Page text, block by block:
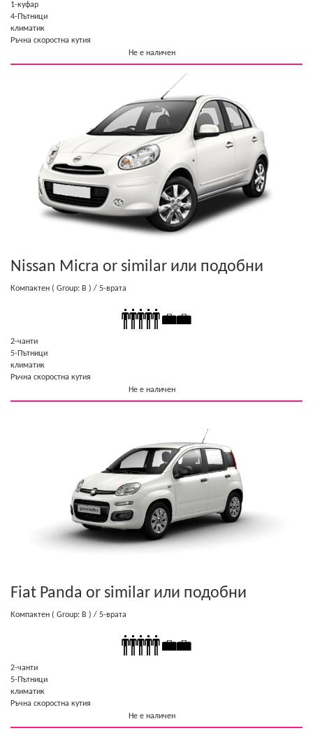
1-куфар
4-Пътници
климатик
Ръчна скоростна кутия
Не е наличен
Nissan Micra or similar или подобни
Компактен ( Group: B ) / 5-врата
2-чанти
5-Пътници
климатик
Ръчна скоростна кутия
Не е наличен
Fiat Panda or similar или подобни
Компактен ( Group: B ) / 5-врата
2-чанти
5-Пътници
климатик
Ръчна скоростна кутия
Не е наличен